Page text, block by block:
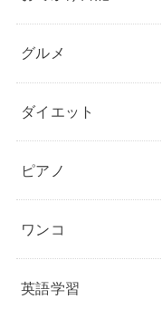
グルメ
ダイエット
ピアノ
ワンコ
英語学習